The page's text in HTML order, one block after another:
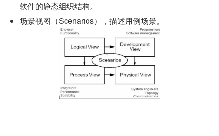
软件的静态组织结构。
场景视图（Scenarios），描述用例场景。